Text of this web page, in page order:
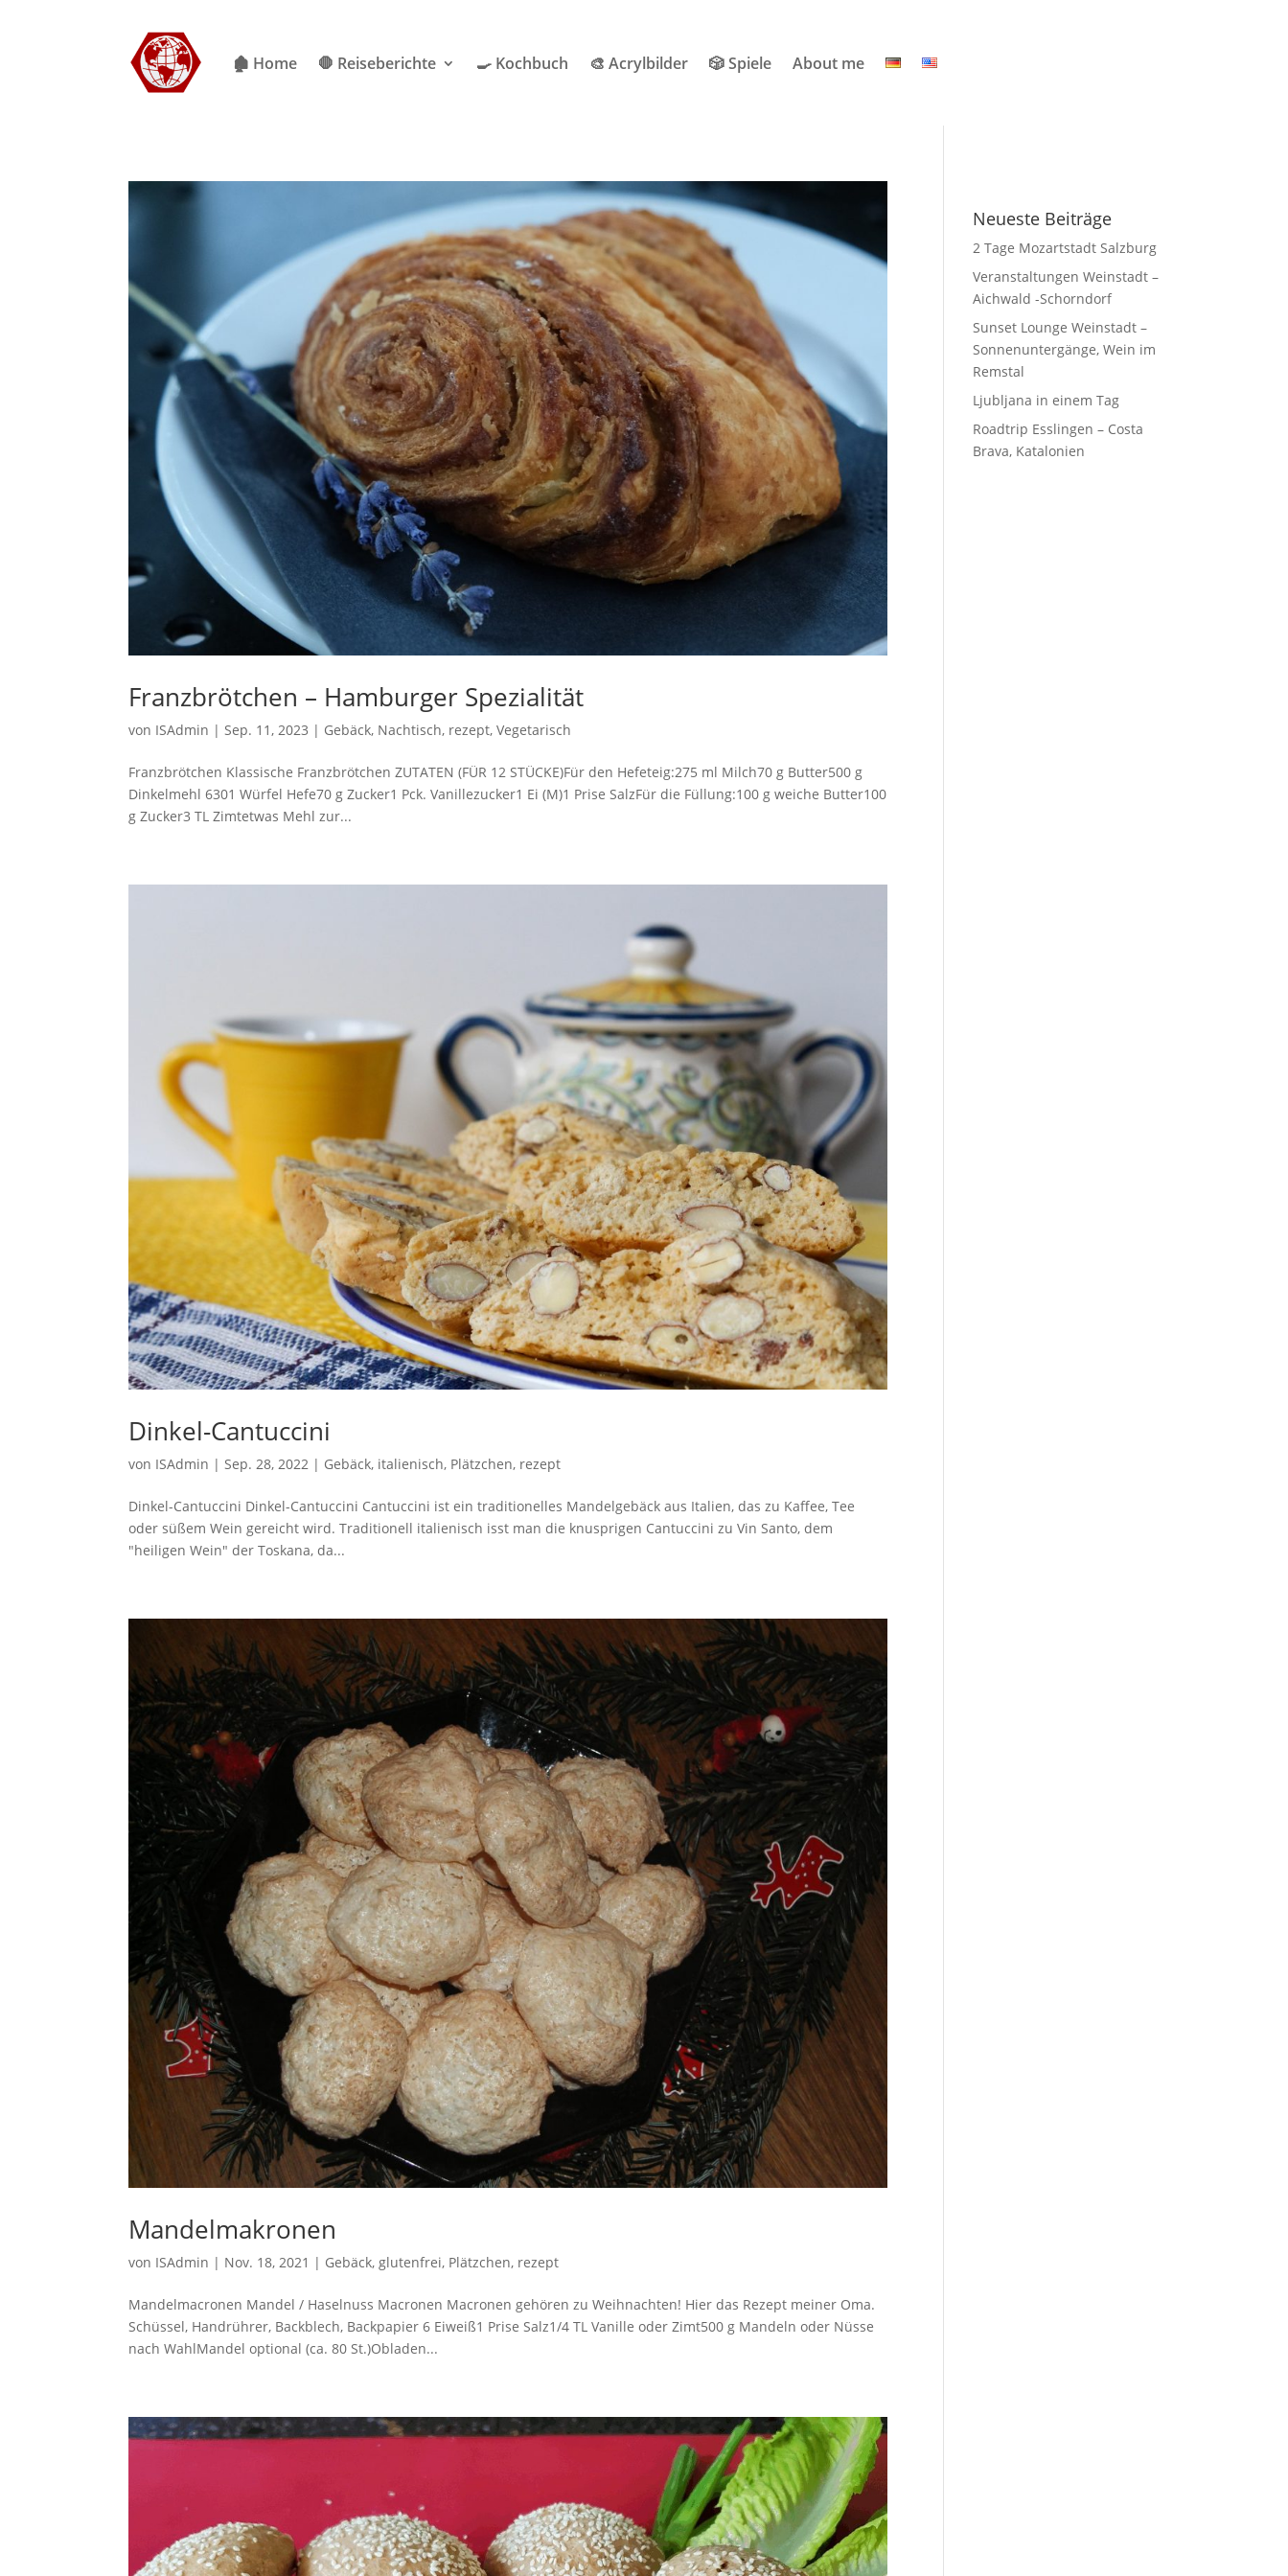
🏚 Home 🛑 Reiseberichte 🍳 Kochbuch 🎨 Acrylbilder 🎲 Spiele About me
Franzbrötchen – Hamburger Spezialität
von ISAdmin |Sep. 11, 2023 | Gebäck, Nachtisch, rezept,Vegetarisch
Franzbrötchen Klassische Franzbrötchen ZUTATEN (FÜR 12 STÜCKE)Für den Hefeteig:275 ml Milch70 g Butter500 g
Dinkelmehl 6301 Würfel Hefe70 g Zucker1 Pck. Vanillezucker1 Ei (M)1 Prise SalzFür die Füllung:100 g weiche Butter100
g Zucker3 TL Zimtetwas Mehl zur...
Dinkel-Cantuccini
von ISAdmin |Sep. 28, 2022 | Gebäck, italienisch, Plätzchen, rezept
Dinkel-Cantuccini Dinkel-Cantuccini Cantuccini ist ein traditionelles Mandelgebäck aus Italien, das zu Kaffee, Tee
oder süßem Wein gereicht wird. Traditionell italienisch isst man die knusprigen Cantuccini zu Vin Santo, dem
"heiligen Wein" der Toskana, da...
Mandelmakronen
von ISAdmin | Nov. 18, 2021 | Gebäck,glutenfrei, Plätzchen, rezept
Mandelmacronen Mandel / Haselnuss Macronen Macronen gehören zu Weihnachten! Hier das Rezept meiner Oma.
Schüssel, Handrührer, Backblech, Backpapier 6 Eiweiß1 Prise Salz1/4 TL Vanille oder Zimt500 g Mandeln oder Nüsse
nach WahlMandel optional (ca. 80 St.)Obladen...
Neueste Beiträge
2 Tage Mozartstadt Salzburg
Veranstaltungen Weinstadt –
Aichwald -Schorndorf
Sunset Lounge Weinstadt –
Sonnenuntergänge, Wein im
Remstal
Ljubljana in einem Tag
Roadtrip Esslingen – Costa
Brava, Katalonien